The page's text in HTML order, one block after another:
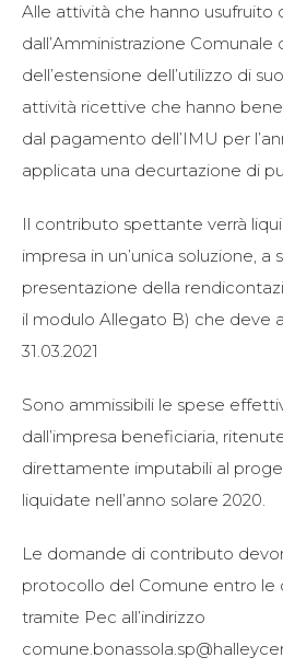
Alle attività che hanno usufruito
dall’Amministrazione Comunale
dell’estensione dell’utilizzo di
attività ricettive che hanno
dal pagamento dell’IMU per
applicata una decurtazione di
Il contributo spettante verrà
impresa in un’unica soluzione, a
presentazione della
il modulo Allegato B) che deve
31.03.2021
Sono ammissibili le spese
dall’impresa beneficiaria,
direttamente imputabili al
liquidate nell’anno solare 2020.
Le domande di contributo
protocollo del Comune entro le
tramite Pec all’indirizzo